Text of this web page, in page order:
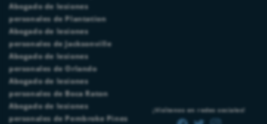
Abogado de lesiones
personales de Plantation
Abogado de lesiones
personales de Jacksonville
Abogado de lesiones
personales de Orlando
Abogado de lesiones
personales de Boca Raton
Abogado de lesiones
personales de Pembroke Pines
¡Visítenos en redes sociales!